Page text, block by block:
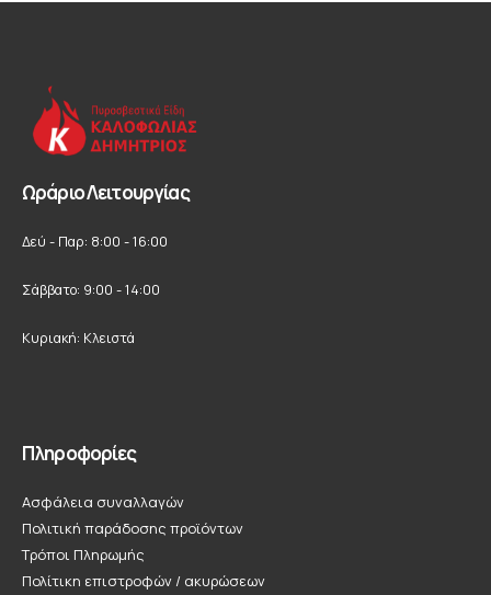
Ωράριο Λειτουργίας
Δεύ - Παρ: 8:00 - 16:00
Σάββατο: 9:00 - 14:00
Κυριακή: Κλειστά
Πληροφορίες
Ασφάλεια συναλλαγών
Πολιτική παράδοσης προϊόντων
Τρόποι Πληρωμής
Πολίτικη επιστροφών / ακυρώσεων